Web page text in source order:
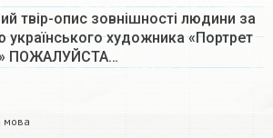
твір-опис зовнішності людини за
українського художника «Портрет
ПОЖАЛУЙСТА…
мова